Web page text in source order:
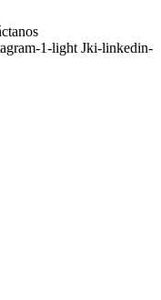
1-light Jki-linkedin-